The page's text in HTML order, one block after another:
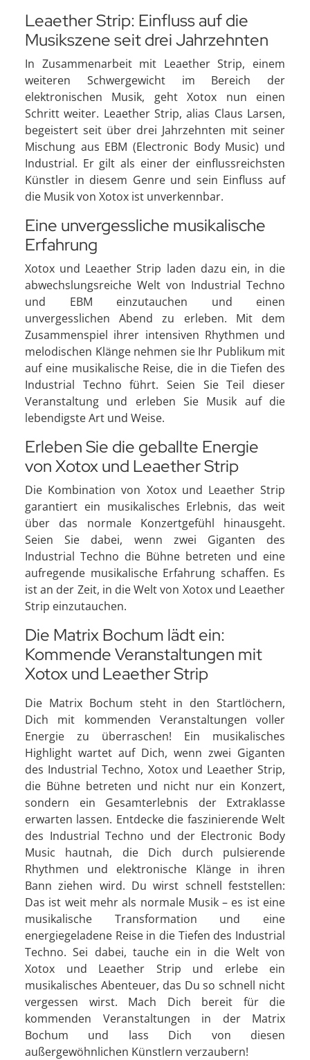
Leaether Strip: Einfluss auf die
Musikszene seit drei Jahrzehnten
In Zusammenarbeit mit Leaether Strip, einem
weiteren Schwergewicht im Bereich der
elektronischen Musik, geht Xotox nun einen
Schritt weiter. Leaether Strip, alias Claus Larsen,
begeistert seit über drei Jahrzehnten mit seiner
Mischung aus EBM (Electronic Body Music) und
Industrial. Er gilt als einer der einflussreichsten
Künstler in diesem Genre und sein Einfluss auf
die Musik von Xotox ist unverkennbar.
Eine unvergessliche musikalische
Erfahrung
Xotox und Leaether Strip laden dazu ein, in die
abwechslungsreiche Welt von Industrial Techno
und EBM einzutauchen und einen
unvergesslichen Abend zu erleben. Mit dem
Zusammenspiel ihrer intensiven Rhythmen und
melodischen Klänge nehmen sie Ihr Publikum mit
auf eine musikalische Reise, die in die Tiefen des
Industrial Techno führt. Seien Sie Teil dieser
Veranstaltung und erleben Sie Musik auf die
lebendigste Art und Weise.
Erleben Sie die geballte Energie
von Xotox und Leaether Strip
Die Kombination von Xotox und Leaether Strip
garantiert ein musikalisches Erlebnis, das weit
über das normale Konzertgefühl hinausgeht.
Seien Sie dabei, wenn zwei Giganten des
Industrial Techno die Bühne betreten und eine
aufregende musikalische Erfahrung schaffen. Es
ist an der Zeit, in die Welt von Xotox und Leaether
Strip einzutauchen.
Die Matrix Bochum lädt ein:
Kommende Veranstaltungen mit
Xotox und Leaether Strip
Die Matrix Bochum steht in den Startlöchern,
Dich mit kommenden Veranstaltungen voller
Energie zu überraschen! Ein musikalisches
Highlight wartet auf Dich, wenn zwei Giganten
des Industrial Techno, Xotox und Leaether Strip,
die Bühne betreten und nicht nur ein Konzert,
sondern ein Gesamterlebnis der Extraklasse
erwarten lassen. Entdecke die faszinierende Welt
des Industrial Techno und der Electronic Body
Music hautnah, die Dich durch pulsierende
Rhythmen und elektronische Klänge in ihren
Bann ziehen wird. Du wirst schnell feststellen:
Das ist weit mehr als normale Musik – es ist eine
musikalische Transformation und eine
energiegeladene Reise in die Tiefen des Industrial
Techno. Sei dabei, tauche ein in die Welt von
Xotox und Leaether Strip und erlebe ein
musikalisches Abenteuer, das Du so schnell nicht
vergessen wirst. Mach Dich bereit für die
kommenden Veranstaltungen in der Matrix
Bochum und lass Dich von diesen
außergewöhnlichen Künstlern verzaubern!